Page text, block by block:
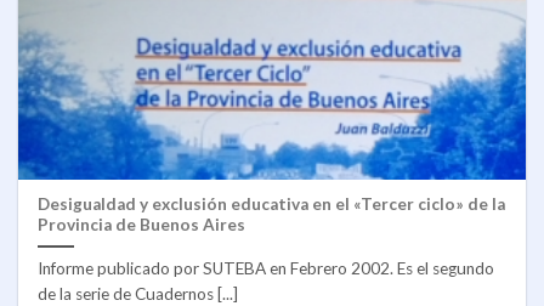
Desigualdad y exclusión educativa en el «Tercer ciclo» de la
Provincia de Buenos Aires
Informe publicado por SUTEBA en Febrero 2002. Es el segundo
de la serie de Cuadernos [...]